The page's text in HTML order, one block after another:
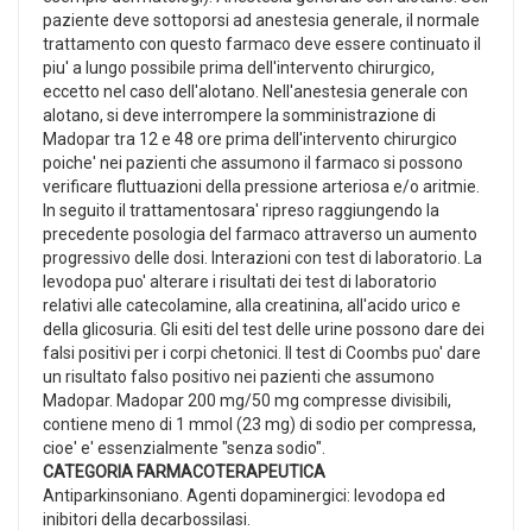
paziente deve sottoporsi ad anestesia generale, il normale
trattamento con questo farmaco deve essere continuato il
piu' a lungo possibile prima dell'intervento chirurgico,
eccetto nel caso dell'alotano. Nell'anestesia generale con
alotano, si deve interrompere la somministrazione di
Madopar tra 12 e 48 ore prima dell'intervento chirurgico
poiche' nei pazienti che assumono il farmaco si possono
verificare fluttuazioni della pressione arteriosa e/o aritmie.
In seguito il trattamentosara' ripreso raggiungendo la
precedente posologia del farmaco attraverso un aumento
progressivo delle dosi. Interazioni con test di laboratorio. La
levodopa puo' alterare i risultati dei test di laboratorio
relativi alle catecolamine, alla creatinina, all'acido urico e
della glicosuria. Gli esiti del test delle urine possono dare dei
falsi positivi per i corpi chetonici. Il test di Coombs puo' dare
un risultato falso positivo nei pazienti che assumono
Madopar. Madopar 200 mg/50 mg compresse divisibili,
contiene meno di 1 mmol (23 mg) di sodio per compressa,
cioe' e' essenzialmente "senza sodio".
CATEGORIA FARMACOTERAPEUTICA
Antiparkinsoniano. Agenti dopaminergici: levodopa ed
inibitori della decarbossilasi.